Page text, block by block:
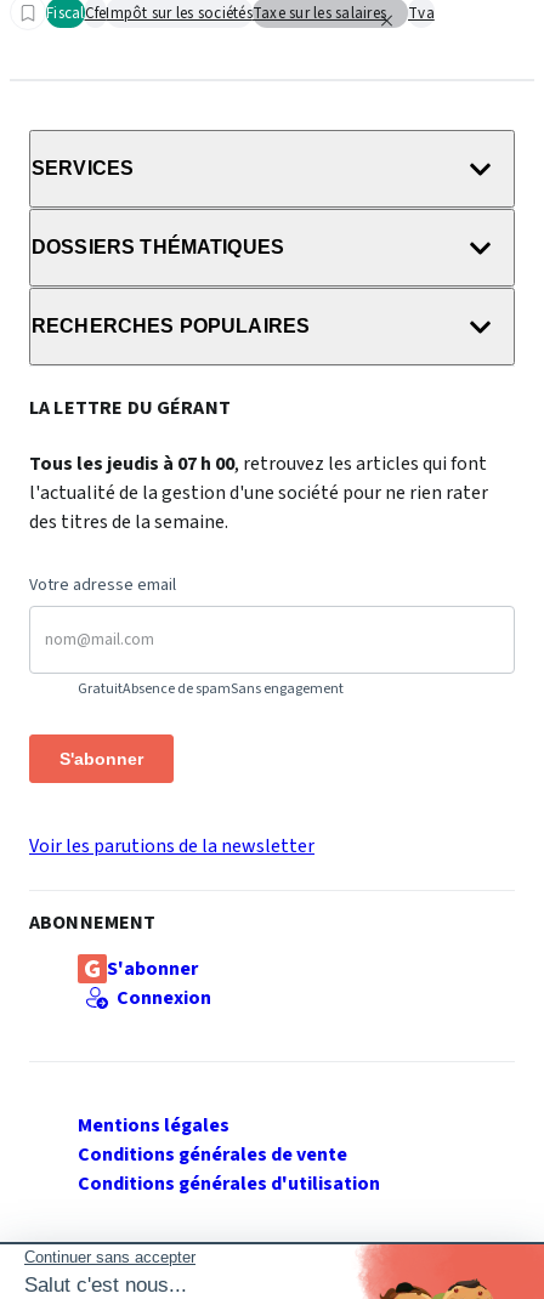
FiscalCfeImpôt sur les sociétésTaxe sur les salaires Tva
SERVICES
DOSSIERS THÉMATIQUES
RECHERCHES POPULAIRES
LA LETTRE DU GÉRANT
Tous les jeudis à 07 h 00, retrouvez les articles qui font
l'actualité de la gestion d'une société pour ne rien rater
des titres de la semaine.
Votre adresse email
GratuitAbsence de spamSans engagement
S'abonner
Voir les parutions de la newsletter
ABONNEMENT
S'abonner
Connexion
Mentions légales
Conditions générales de vente
Conditions générales d'utilisation